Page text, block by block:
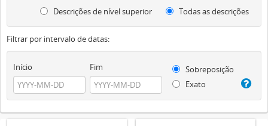
Descrições de nível superior Todas as descrições
Filtrar por intervalo de datas:
Início Fim
Sobreposição
Exato